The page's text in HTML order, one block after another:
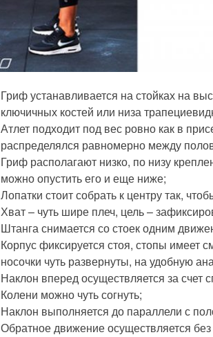
Гриф устанавливается на стойках на
ключичных костей или низа
Атлет подходит под вес ровно как в
распределялся равномерно между
Гриф располагают низко, по низу
можно опустить его и еще ниже;
Лопатки стоит собрать к центру так,
Хват – чуть шире плеч, цель –
Штанга снимается со стоек одним
Корпус фиксируется стоя, стопы имеет
носочки чуть развернуты, на удобную
Наклон вперед осуществляется за счет
Колени можно чуть согнуть;
Наклон выполняется до параллели с
Обратное движение осуществляется